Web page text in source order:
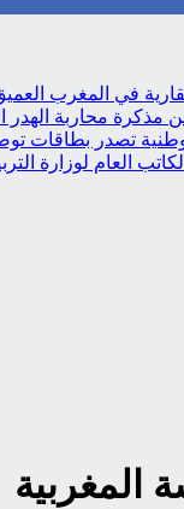
في المغرب
مذكرة محاربة
تصدر بطاقات
العام لوزارة
المغربية